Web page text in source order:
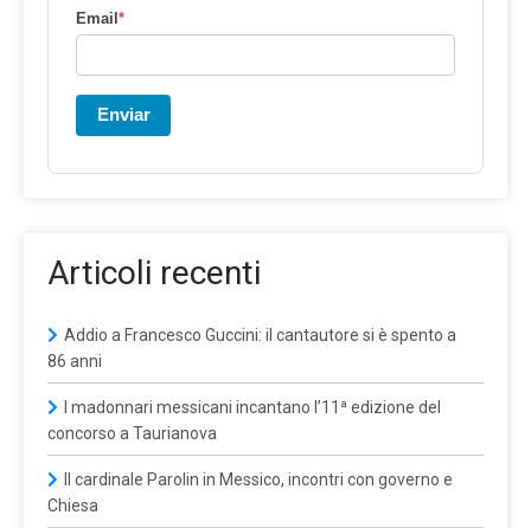
Email*
Enviar
Articoli recenti
Addio a Francesco Guccini: il cantautore si è spento a
86 anni
I madonnari messicani incantano l’11ª edizione del
concorso a Taurianova
Il cardinale Parolin in Messico, incontri con governo e
Chiesa